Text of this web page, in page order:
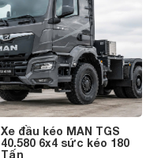
Xe đầu kéo MAN TGS
40.580 6x4 sức kéo 180
Tấn